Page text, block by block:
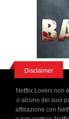
Disclaimer
Netflix Lovers non
o alcuno dei suoi
affiliazione con